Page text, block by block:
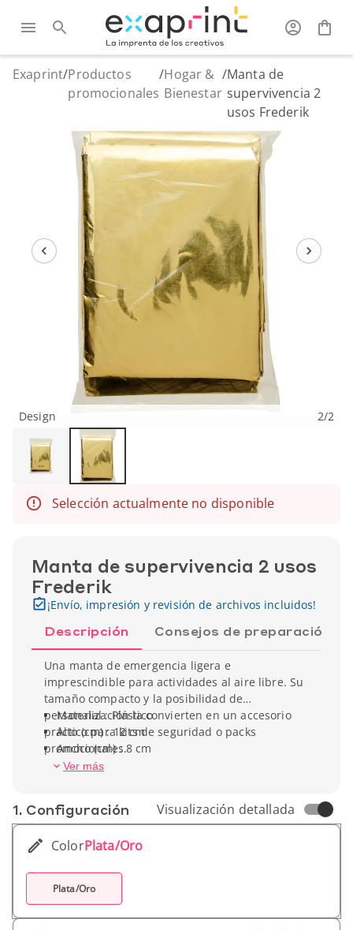
Exaprint/Productos
promocionales
/Hogar &
Bienestar
/Manta de
supervivencia 2
usos Frederik
Design 2/2
Selección actualmente no disponible
Manta de supervivencia 2 usos
Frederik
¡Envío, impresión y revisión de archivos incluidos!
Descripción Consejos de preparación
Una manta de emergencia ligera e
imprescindible para actividades al aire libre. Su
tamaño compacto y la posibilidad de
personalización la convierten en un accesorio
práctico para kits de seguridad o packs
promocionales.
Material : Plástico
Alto (cm) : 12 cm
Ancho (cm) : 8 cm
Peso unitario : 58 g
Ver más
1. Conf­iguración Visualización detallada
ColorPlata/Oro
Plata/Oro